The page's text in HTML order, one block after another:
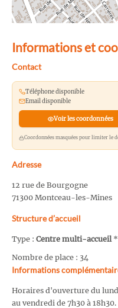
Informations et
Contact
Téléphone disponible
Email disponible
Voir les coordonnées
Coordonnées masquées pour limiter le
Adresse
12 rue de Bourgogne
71300 Montceau-les-Mines
Structure d’accueil
Type : Centre multi-accueil*
Nombre de place : 34
Informations
Horaires d'ouverture du
au vendredi de 7h30 à 18h30.